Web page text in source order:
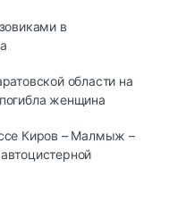
в
области на
женщина
Киров – Малмыж –